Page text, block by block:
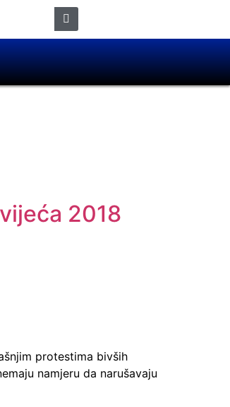
2018
protestima bivših
namjeru da narušavaju